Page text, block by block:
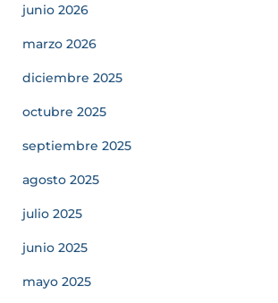
junio 2026
marzo 2026
diciembre 2025
octubre 2025
septiembre 2025
agosto 2025
julio 2025
junio 2025
mayo 2025